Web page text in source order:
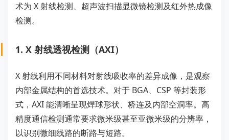
术为 X 射线检测、超声波扫描显微镜检测及红外热成像
检测。
1. X 射线透视检测（AXI）
X 射线利用不同材料对射线吸收率的差异成像，是观察
内部金属结构的首选技术。对于 BGA、CSP 等封装形
式，AXI 能清晰呈现焊球形状、桥连及内部空洞率。高
精度通信检测通常要求微米级甚至亚微米级的分辨率，
以识别微细线路的断路与短路。